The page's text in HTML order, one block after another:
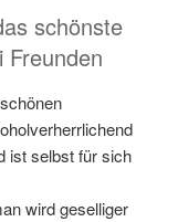
schönste
Freunden
ist selbst für sich
wird geselliger